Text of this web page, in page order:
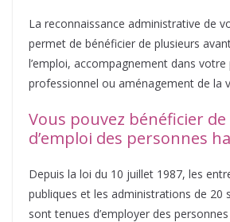
La reconnaissance administrative de
permet de bénéficier de plusieurs
l’emploi, accompagnement dans votre
professionnel ou aménagement de la
Vous pouvez bénéficier de
d’emploi des personnes
Depuis la loi du 10 juillet 1987, les
publiques et les administrations de 20
sont tenues d’employer des